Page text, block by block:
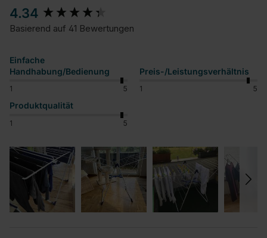
4.34
Basierend auf 41 Bewertungen
Einfache
Handhabung/Bedienung
1 5
Preis-/Leistungsverhältnis
1 5
Produktqualität
1 5
New content loaded